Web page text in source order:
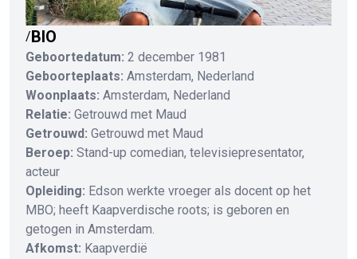
/BIO
Geboortedatum: 2 december 1981
Geboorteplaats: Amsterdam, Nederland
Woonplaats: Amsterdam, Nederland
Relatie: Getrouwd met Maud
Getrouwd: Getrouwd met Maud
Beroep: Stand-up comedian, televisiepresentator,
acteur
Opleiding: Edson werkte vroeger als docent op het
MBO; heeft Kaapverdische roots; is geboren en
getogen in Amsterdam.
Afkomst: Kaapverdië